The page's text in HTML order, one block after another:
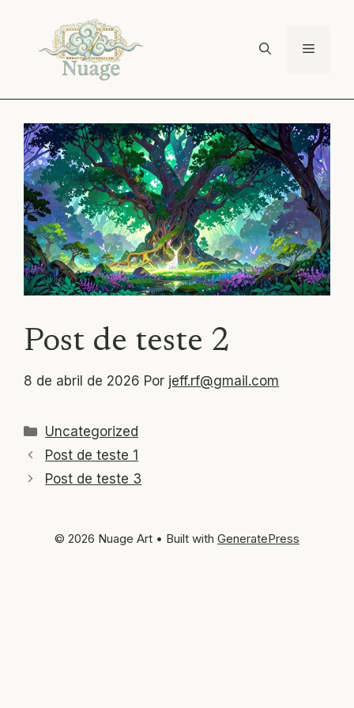
Menu
Post de teste 2
8 de abril de 2026 Por jeff.rf@gmail.com
Categorias
Uncategorized
Post de teste 1
Post de teste 3
© 2026 Nuage Art • Built with GeneratePress